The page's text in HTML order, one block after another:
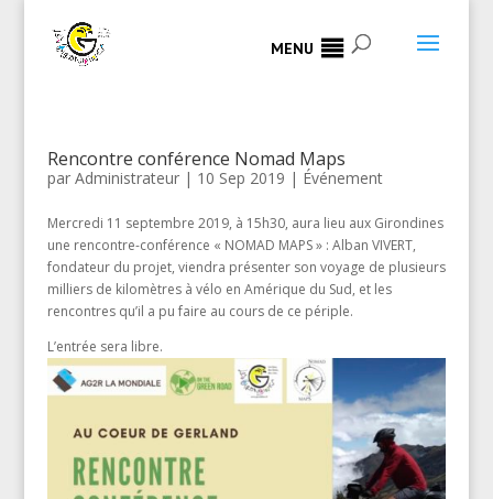
MENU
Rencontre conférence Nomad Maps
par Administrateur| 10 Sep 2019 | Événement
Mercredi 11 septembre 2019, à 15h30, aura lieu aux Girondines
une rencontre-conférence « NOMAD MAPS » : Alban VIVERT,
fondateur du projet, viendra présenter son voyage de plusieurs
milliers de kilomètres à vélo en Amérique du Sud, et les
rencontres qu’il a pu faire au cours de ce périple.
L’entrée sera libre.